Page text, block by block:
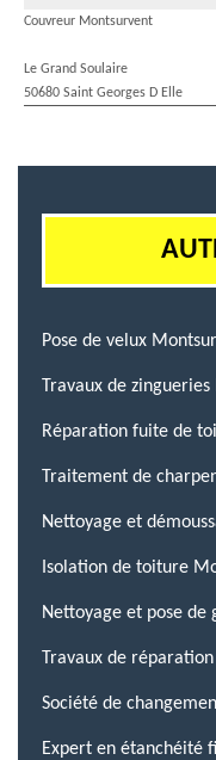
Couvreur Montsurvent
Le Grand Soulaire
50680 Saint Georges D Elle
Pose de velux
Travaux de
Réparation fuite de
Traitement de
Nettoyage et
Isolation de toiture
Nettoyage et pose
Travaux de
Société de
Expert en étanchéité